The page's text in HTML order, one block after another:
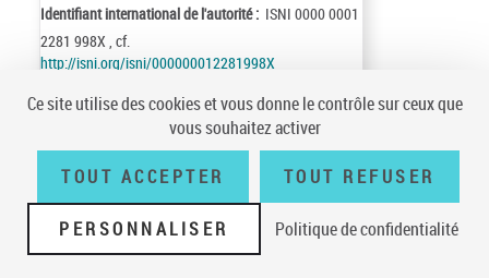
Identifiant international de l'autorité : ISNI 0000 0001
2281 998X , cf.
http://isni.org/isni/000000012281998X
Notice n° :FRBNF11891270
Mise à jour :25/07/15
Conditions générales d'utilisation | A propos | Plan du site |
Écrire à la
BnF | Accessibilité (non conforme) | V 23.1.0
Ce site utilise des cookies et vous donne le contrôle sur ceux que
vous souhaitez activer
TOUT ACCEPTER TOUT REFUSER
PERSONNALISER Politique de confidentialité